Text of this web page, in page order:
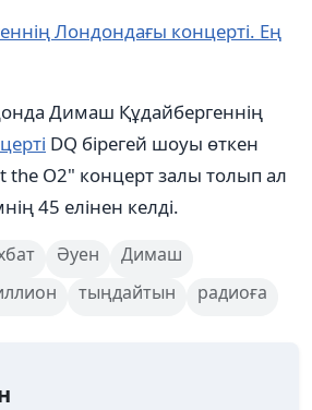
Лондондағы концерті. Ең
Димаш Құдайбергеннің
DQ бірегей шоуы өткен
the O2" концерт залы толып ал
45 елінен келді.
Әуен
Димаш
тыңдайтын радиоға